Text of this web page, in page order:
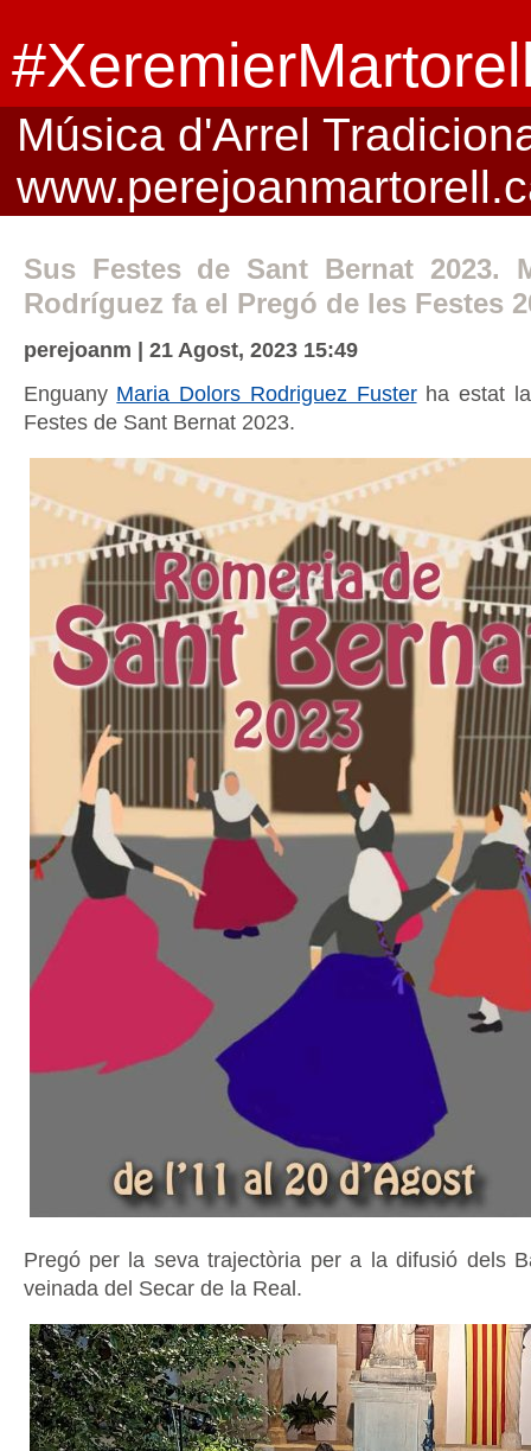
Música d'Arrel
Sus Festes de Sant Bernat 2023.
Rodríguez fa el Pregó de les Festes
perejoanm | 21 Agost, 2023 15:49
Enguany Maria Dolors Rodriguez Fusterha estat
Festes de Sant Bernat 2023.
Pregó per la seva trajectòria per a la difusió dels
veinada del Secar de la Real.